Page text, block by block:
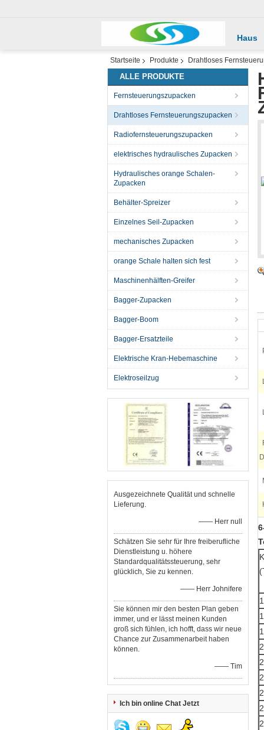
Haus
Startseite Produkte Drahtloses
ALLE PRODUKTE
Fernsteuerungszupacken
Drahtloses Fernsteuerungszupacken
Radiofernsteuerungszupacken
elektrisches hydraulisches Zupacken
Hydraulisches orange Schalen-
Zupacken
Behälter-Spreizer
Einzelnes Seil-Zupacken
mechanisches Zupacken
orange Schale halten sich fest
Maschinenhälften-Greifer
Bagger-Zupacken
Bagger-Boom
Bagger-Ersatzteile
Elektrische Kran-Hebemaschine
Elektroseilzug
Ausgezeichnete Qualität und schnelle
Lieferung.
—— Herr null
Schätzen Sie sehr für Ihre freiberufliche
Dienstleistung u. höhere
Standardqualitätssteuerung, sehr
glücklich, Sie zu kennen.
—— Herr Johnifere
Sie können mir den besten Plan geben
immer, und er lässt meinen Kunden
groß sich fühlen, ich hofft, dass wir neue
Chance zur Zusammenarbeit haben
können.
—— Tim
Ich bin online Chat Jetzt